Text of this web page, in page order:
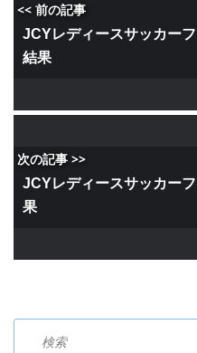
<< 前の記事
JCYレディースサッカー
結果
次の記事 >>
JCYレディースサッカー
果